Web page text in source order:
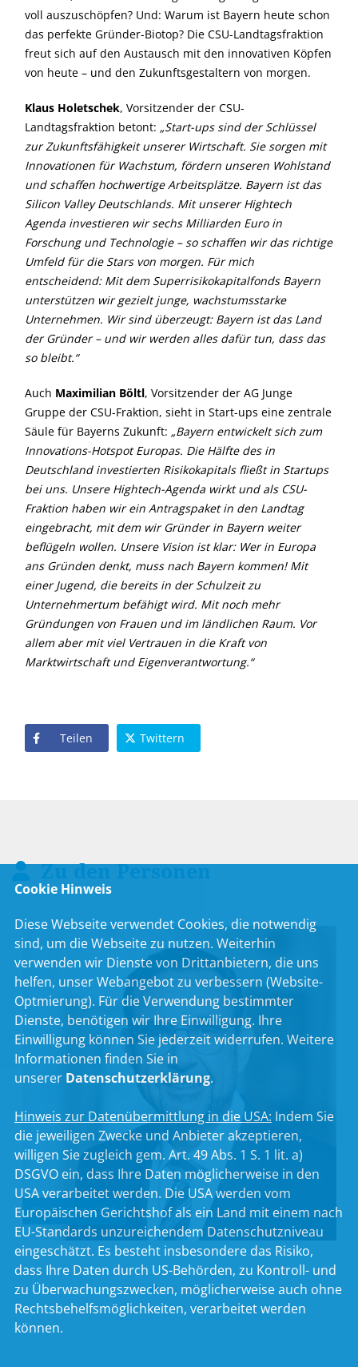
voll auszuschöpfen? Und: Warum ist Bayern heute schon
das perfekte Gründer-Biotop? Die CSU-Landtagsfraktion
freut sich auf den Austausch mit den innovativen Köpfen
von heute – und den Zukunftsgestaltern von morgen.
Klaus Holetschek, Vorsitzender der CSU-
Landtagsfraktion betont: Start-ups sind der Schlüssel
zur Zukunftsfähigkeit unserer Wirtschaft. Sie sorgen mit
Innovationen für Wachstum, fördern unseren Wohlstand
und schaffen hochwertige Arbeitsplätze. Bayern ist das
Silicon Valley Deutschlands. Mit unserer Hightech
Agenda investieren wir sechs Milliarden Euro in
Forschung und Technologie – so schaffen wir das richtige
Umfeld für die Stars von morgen. Für mich
entscheidend: Mit dem Superrisikokapitalfonds Bayern
unterstützen wir gezielt junge, wachstumsstarke
Unternehmen. Wir sind überzeugt: Bayern ist das Land
der Gründer – und wir werden alles dafür tun, dass das
so bleibt.“
Auch Maximilian Böltl, Vorsitzender der AG Junge
Gruppe der CSU-Fraktion, sieht in Start-ups eine zentrale
Säule für Bayerns Zukunft: Bayern entwickelt sich zum
Innovations-Hotspot Europas. Die Hälfte des in
Deutschland investierten Risikokapitals fließt in Startups
bei uns. Unsere Hightech-Agenda wirkt und als CSU-
Fraktion haben wir ein Antragspaket in den Landtag
eingebracht, mit dem wir Gründer in Bayern weiter
beflügeln wollen. Unsere Vision ist klar: Wer in Europa
ans Gründen denkt, muss nach Bayern kommen! Mit
einer Jugend, die bereits in der Schulzeit zu
Unternehmertum befähigt wird. Mit noch mehr
Gründungen von Frauen und im ländlichen Raum. Vor
allem aber mit viel Vertrauen in die Kraft von
Marktwirtschaft und Eigenverantwortung.“
Teilen Twittern
Zu den Personen
Klaus Holetschek
Cookie Hinweis
Diese Webseite verwendet Cookies, die notwendig
sind, um die Webseite zu nutzen. Weiterhin
verwenden wir Dienste von Drittanbietern, die uns
helfen, unser Webangebot zu verbessern (Website-
Optmierung). Für die Verwendung bestimmter
Dienste, benötigen wir Ihre Einwilligung. Ihre
Einwilligung können Sie jederzeit widerrufen. Weitere
Informationen finden Sie in
unserer Datenschutzerklärung.
Hinweis zur Datenübermittlung in die USA: Indem Sie
die jeweiligen Zwecke und Anbieter akzeptieren,
willigen Sie zugleich gem. Art. 49 Abs. 1 S. 1 lit. a)
DSGVO ein, dass Ihre Daten möglicherweise in den
USA verarbeitet werden. Die USA werden vom
Europäischen Gerichtshof als ein Land mit einem nach
EU-Standards unzureichendem Datenschutzniveau
eingeschätzt. Es besteht insbesondere das Risiko,
dass Ihre Daten durch US-Behörden, zu Kontroll- und
zu Überwachungszwecken, möglicherweise auch ohne
Rechtsbehelfsmöglichkeiten, verarbeitet werden
können.